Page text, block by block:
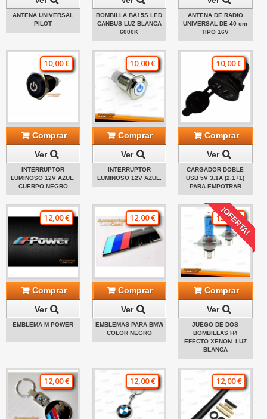
ANTENA UNIVERSAL
PILOT
BOMBILLA BA15S LED
CANBUS LUZ BLANCA
6000K
ANTENA DE RADIO
UNIVERSAL DE 40 cm
TIPO 16V
10,00 €
Comprar
Ver
INTERRUPTOR
LUMINOSO 12V AZUL.
CUERPO NEGRO
10,00 €
Comprar
Ver
INTERRUPTOR
LUMINOSO 12V AZUL.
10,00 €
Comprar
Ver
CARGADOR DOBLE
USB 5V 3.1A (2.1+1)
PARA EMPOTRAR
12,00 €
Comprar
Ver
EMBLEMA M POWER
12,00 €
Comprar
Ver
EMBLEMAS PARA BMW
COLOR NEGRO
¡OFERTA!
12,00 €
Comprar
Ver
JUEGO DE DOS
BOMBILLAS H4
EFECTO XENON. LUZ
BLANCA
12,00 € 12,00 € 12,00 €